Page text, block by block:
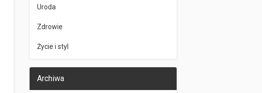
Uroda
Zdrowie
Życie i styl
Archiwa